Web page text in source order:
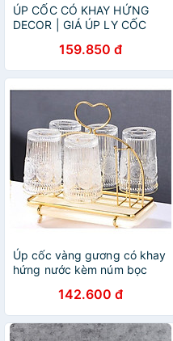
ÚP CỐC CÓ KHAY HỨNG
DECOR | GIÁ ÚP LY CỐC
HỨNG NƯỚC BẦU DỤC (
MẪU MỚI VỀ )
159.850 đ
Úp cốc vàng gương có khay
hứng nước kèm núm bọc
2022 | GIÁ ÚP LY CỐC TIM
142.600 đ